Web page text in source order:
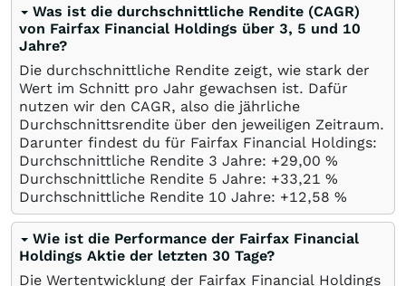
Was ist die durchschnittliche Rendite (CAGR)
von Fairfax Financial Holdings über 3, 5 und 10
Jahre?
Die durchschnittliche Rendite zeigt, wie stark der
Wert im Schnitt pro Jahr gewachsen ist. Dafür
nutzen wir den CAGR, also die jährliche
Durchschnittsrendite über den jeweiligen Zeitraum.
Darunter findest du für Fairfax Financial Holdings:
Durchschnittliche Rendite 3 Jahre: +29,00 %
Durchschnittliche Rendite 5 Jahre: +33,21 %
Durchschnittliche Rendite 10 Jahre: +12,58 %
Wie ist die Performance der Fairfax Financial
Holdings Aktie der letzten 30 Tage?
Die Wertentwicklung der Fairfax Financial Holdings